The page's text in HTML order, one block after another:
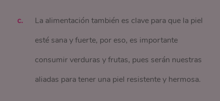
La alimentación también es clave para que la piel
esté sana y fuerte, por eso, es importante
consumir verduras y frutas, pues serán nuestras
aliadas para tener una piel resistente y hermosa.